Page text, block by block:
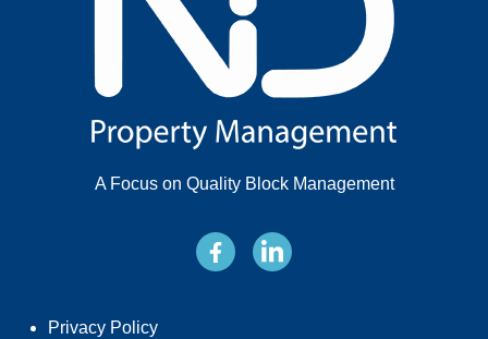
A Focus on Quality Block Management
Privacy Policy